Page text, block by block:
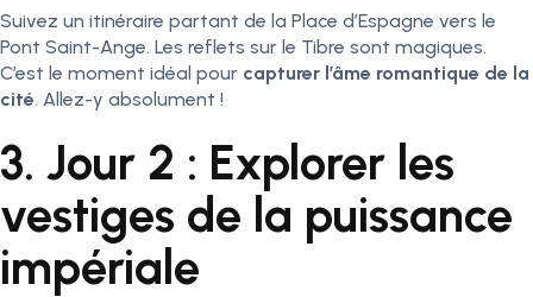
Suivez un itinéraire partant de la Place d’Espagne vers le
Pont Saint-Ange. Les reflets sur le Tibre sont magiques.
C’est le moment idéal pour capturer l’âme romantique de la
cité. Allez-y absolument !
3. Jour 2 : Explorer les
vestiges de la puissance
impériale